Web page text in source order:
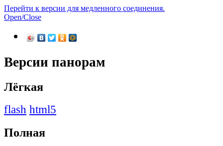
Перейти к версии для медленного соединения.
Open/Close
Версии панорам
Лёгкая
flash html5
Полная